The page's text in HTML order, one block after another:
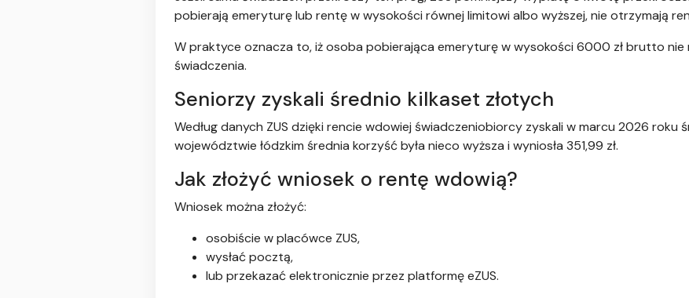
pobierają emeryturę lub rentę w wysokości równej limitowi albo wyższej, nie otrzymają
W praktyce oznacza to, iż osoba pobierająca emeryturę w wysokości 6000 zł brutto
świadczenia.
Seniorzy zyskali średnio kilkaset złotych
Według danych ZUS dzięki rencie wdowiej świadczeniobiorcy zyskali w marcu 2026 roku
województwie łódzkim średnia korzyść była nieco wyższa i wyniosła 351,99 zł.
Jak złożyć wniosek o rentę wdowią?
Wniosek można złożyć:
osobiście w placówce ZUS,
wysłać pocztą,
lub przekazać elektronicznie przez platformę eZUS.